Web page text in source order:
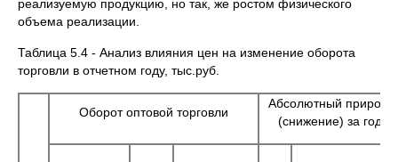
реализуемую продукцию, но так, же ростом физического
объема реализации.
Таблица 5.4 - Анализ влияния цен на изменение оборота
торговли в отчетном году, тыс.руб.
Оборот оптовой торговли
Абсолютный прирост
(снижение) за год